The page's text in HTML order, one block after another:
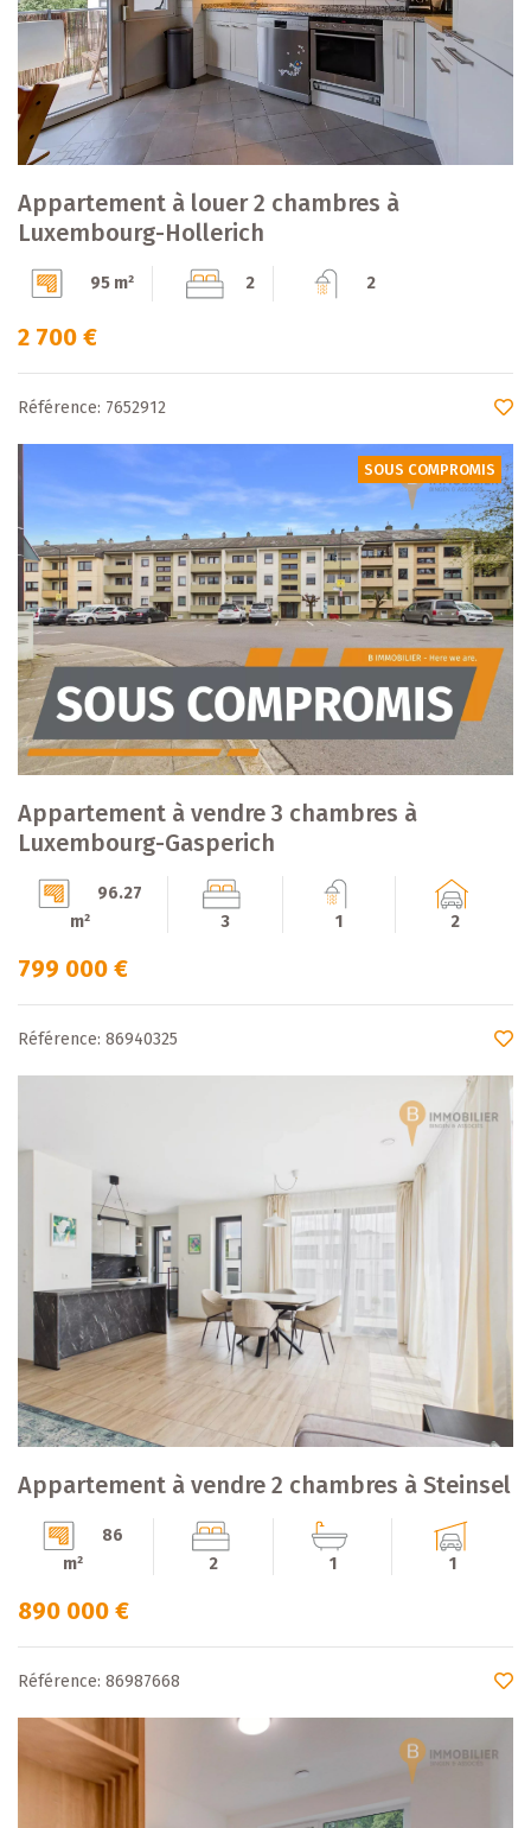
Appartement à louer 2 chambres à
Luxembourg-Hollerich
95 m² 2 2
2 700 €
Référence: 7652912
SOUS COMPROMIS
Appartement à vendre 3 chambres à
Luxembourg-Gasperich
96.27
m²
3 1 2
799 000 €
Référence: 86940325
Appartement à vendre 2 chambres à Steinsel
86
m²
2 1 1
890 000 €
Référence: 86987668